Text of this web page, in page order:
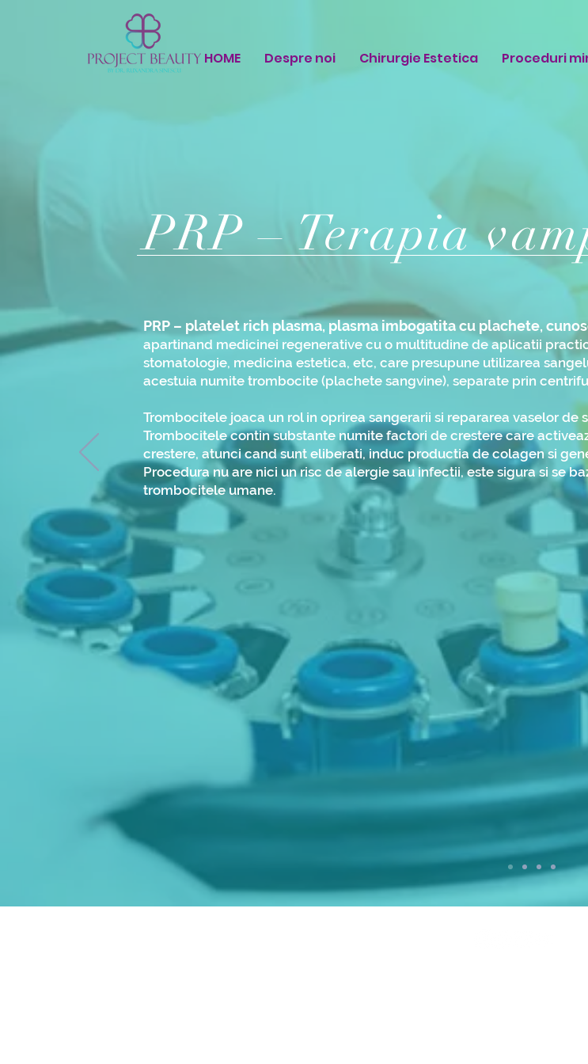
HOME Despre noi Chirurgie Estetica Proceduri
PRP – Terapia
PRP – platelet rich plasma, plasma imbogatita cu plachete,
apartinand medicinei regenerative cu o multitudine de aplicatii
stomatologie, medicina estetica, etc, care presupune utilizarea
acestuia numite trombocite (plachete sangvine), separate prin
Trombocitele joaca un rol in oprirea sangerarii si repararea vaselor
Trombocitele contin substante numite factori de crestere care
crestere, atunci cand sunt eliberati, induc productia de colagen si
Procedura nu are nici un risc de alergie sau infectii, este sigura si se
trombocitele umane.